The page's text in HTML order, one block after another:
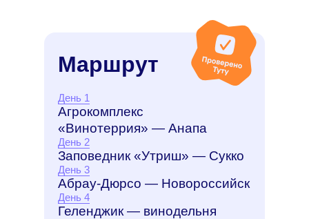
День 1
Агрокомплекс
«Винотеррия» — Анапа
День 2
Заповедник «Утриш» — Сукко
День 3
Абрау-Дюрсо — Новороссийск
День 4
Геленджик — винодельня
Маршрут